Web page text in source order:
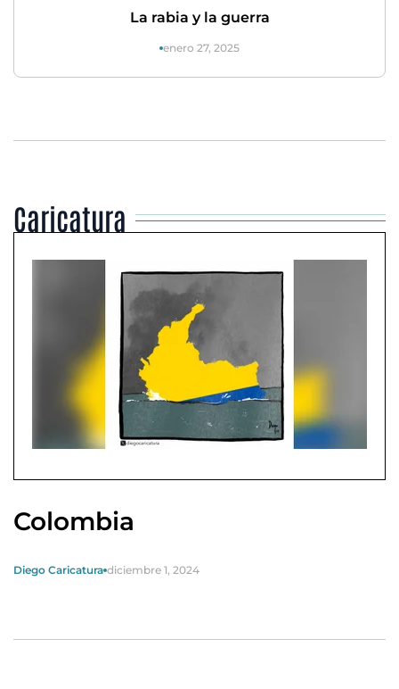
La rabia y la guerra
enero 27, 2025
Caricatura
Colombia
Diego Caricatura diciembre 1, 2024